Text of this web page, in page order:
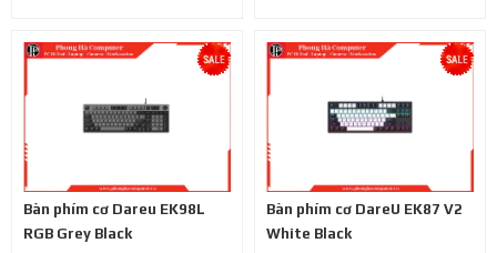
Bàn phím cơ Dareu EK98L
RGB Grey Black
Bàn phím cơ DareU EK87 V2
White Black